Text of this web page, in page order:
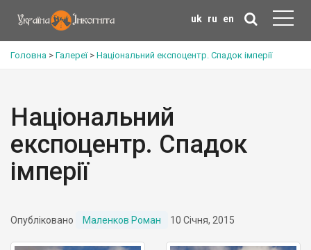
uk ru en
Головна > Галереї> Національний експоцентр. Спадок імперії
Національний
експоцентр. Спадок
імперії
Опубліковано Маленков Роман 10 Січня, 2015